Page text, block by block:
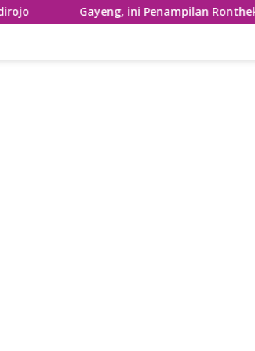
Gayeng, ini Penampilan Ronthek Laskar